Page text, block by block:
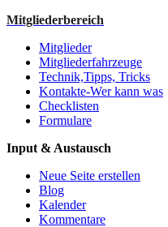
Mitgliederbereich
Mitglieder
Mitgliederfahrzeuge
Technik,Tipps, Tricks
Kontakte-Wer kann was
Checklisten
Formulare
Input & Austausch
Neue Seite erstellen
Blog
Kalender
Kommentare